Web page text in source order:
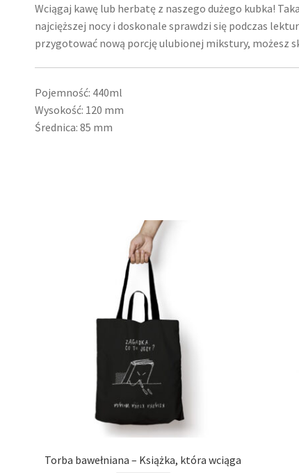
Wciągaj kawę lub herbatę z naszego dużego kubka!
najcięższej nocy i doskonale sprawdzi się podczas
przygotować nową porcję ulubionej mikstury, możesz
Pojemność: 440ml
Wysokość: 120 mm
Średnica: 85 mm
Torba bawełniana – Książka, która wciąga